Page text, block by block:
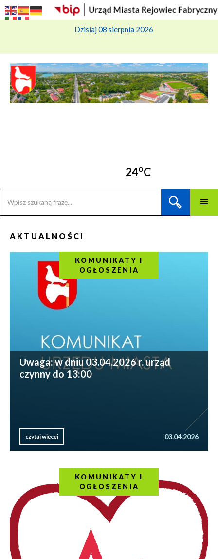
Dzisiaj 08 sierpnia 2026
24oC
AKTUALNOŚCI
KOMUNIKATY I
OGŁOSZENIA
Uwaga: w dniu 03.04.2026 r. urząd
czynny do 13:00
czytaj więcej 03.04.2026
KOMUNIKATY I
OGŁOSZENIA